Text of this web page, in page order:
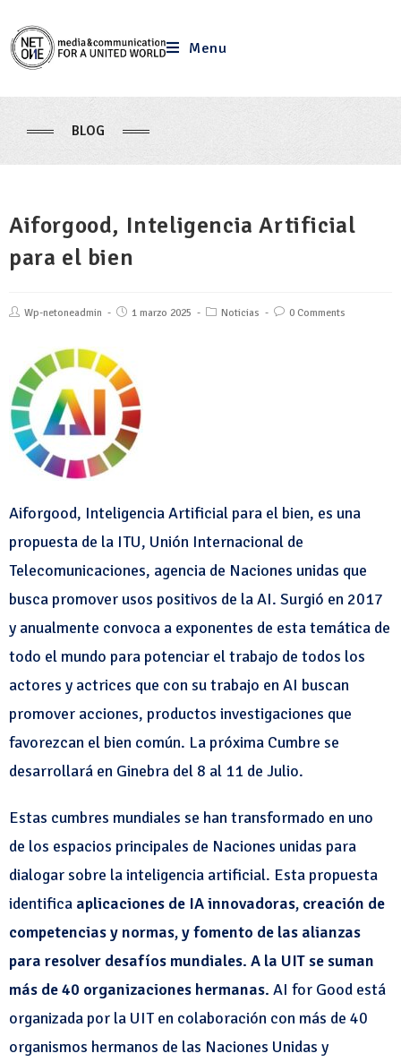
Menu
BLOG
Aiforgood, Inteligencia Artificial
para el bien
Wp-netoneadmin 1 marzo 2025 Noticias 0 Comments
Aiforgood, Inteligencia Artificial para el bien, es una
propuesta de la ITU, Unión Internacional de
Telecomunicaciones, agencia de Naciones unidas que
busca promover usos positivos de la AI. Surgió en 2017
y anualmente convoca a exponentes de esta temática de
todo el mundo para potenciar el trabajo de todos los
actores y actrices que con su trabajo en AI buscan
promover acciones, productos investigaciones que
favorezcan el bien común. La próxima Cumbre se
desarrollará en Ginebra del 8 al 11 de Julio.
Estas cumbres mundiales se han transformado en uno
de los espacios principales de Naciones unidas para
dialogar sobre la inteligencia artificial. Esta propuesta
identifica aplicaciones de IA innovadoras, creación de
competencias y normas, y fomento de las alianzas
para resolver desafíos mundiales. A la UIT se suman
más de 40 organizaciones hermanas. AI for Good está
organizada por la UIT en colaboración con más de 40
organismos hermanos de las Naciones Unidas y